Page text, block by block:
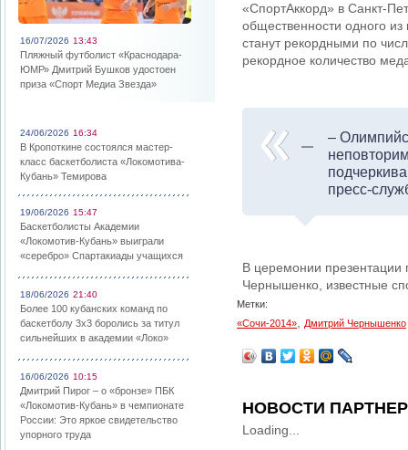
16/07/2026 13:43
Пляжный футболист «Краснодара-
ЮМР» Дмитрий Бушков удостоен
приза «Спорт Медиа Звезда»
24/06/2026 16:34
В Кропоткине состоялся мастер-
класс баскетболиста «Локомотива-
Кубань» Темирова
19/06/2026 15:47
Баскетболисты Академии
«Локомотив-Кубань» выиграли
«серебро» Спартакиады учащихся
18/06/2026 21:40
Более 100 кубанских команд по
баскетболу 3х3 боролись за титул
сильнейших в академии «Локо»
16/06/2026 10:15
Дмитрий Пирог – о «бронзе» ПБК
«Локомотив-Кубань» в чемпионате
России: Это яркое свидетельство
упорного труда
«СпортАккорд» в Санкт-
общественности одного
станут рекордными по
рекордное количество
–
пресс-
В церемонии презентации
Чернышенко, известные
Метки:
«Сочи-2014»
Дмитрий Чернышенко
НОВОСТИ
Loading...